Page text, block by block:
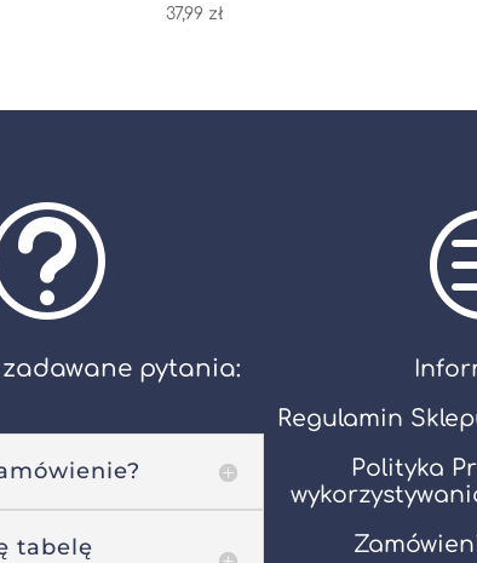
37,99 zł
pytania:
tabelę
Regulamin
Polityka